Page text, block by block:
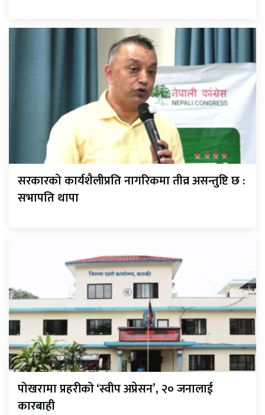
सरकारको कार्यशैलीप्रति नागरिकमा तीव्र असन्तुष्टि छ :
सभापति थापा
पोखरामा प्रहरीको ‘स्वीप अप्रेसन’, २० जनालाई
कारबाही